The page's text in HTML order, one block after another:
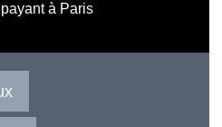
à Paris